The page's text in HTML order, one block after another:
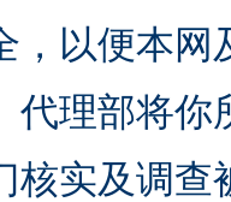
，以便本
代理部将
核实及调